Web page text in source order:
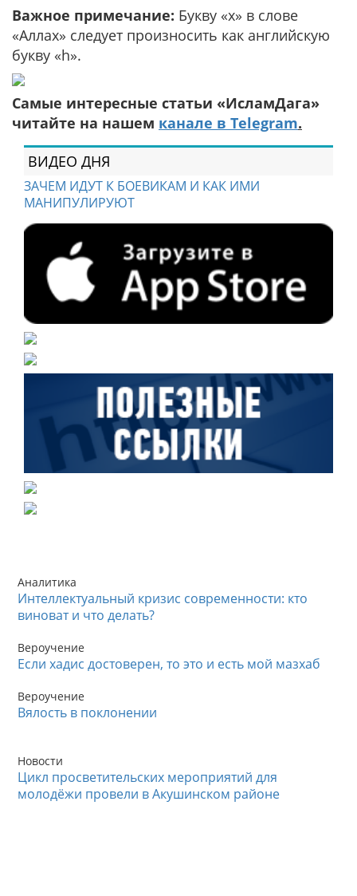
Важное примечание: Букву «х» в слове
«Аллах» следует произносить как английскую
букву «h».
Самые интересные статьи «ИсламДага»
читайте на нашем канале в Telegram.
ВИДЕО ДНЯ
ЗАЧЕМ ИДУТ К БОЕВИКАМ И КАК ИМИ
МАНИПУЛИРУЮТ
Аналитика
Интеллектуальный кризис современности: кто
виноват и что делать?
Вероучение
Если хадис достоверен, то это и есть мой мазхаб
Вероучение
Вялость в поклонении
Новости
Цикл просветительских мероприятий для
молодёжи провели в Акушинском районе